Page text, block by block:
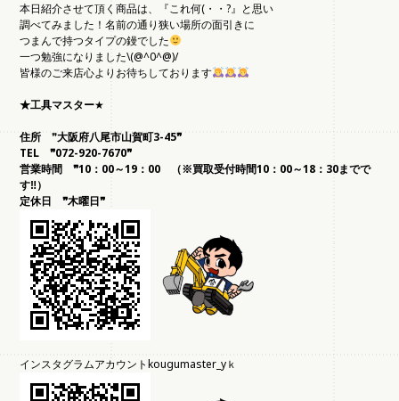
本日紹介させて頂く商品は、『これ何(・・?』と思い
調べてみました！名前の通り狭い場所の面引きに
つまんで持つタイプの鏝でした
一つ勉強になりました\(@^0^@)/
皆様のご来店心よりお待ちしております
★工具マスター★
住所❞大阪府八尾市山賀町3-45❞
TEL ❞072-920-7670❞
営業時間 ❞10：00～19：00 （※買取受付時間10：00～18：30までで
す‼）
定休日 ❞木曜日❞
インスタグラムアカウントkougumaster_yｋ